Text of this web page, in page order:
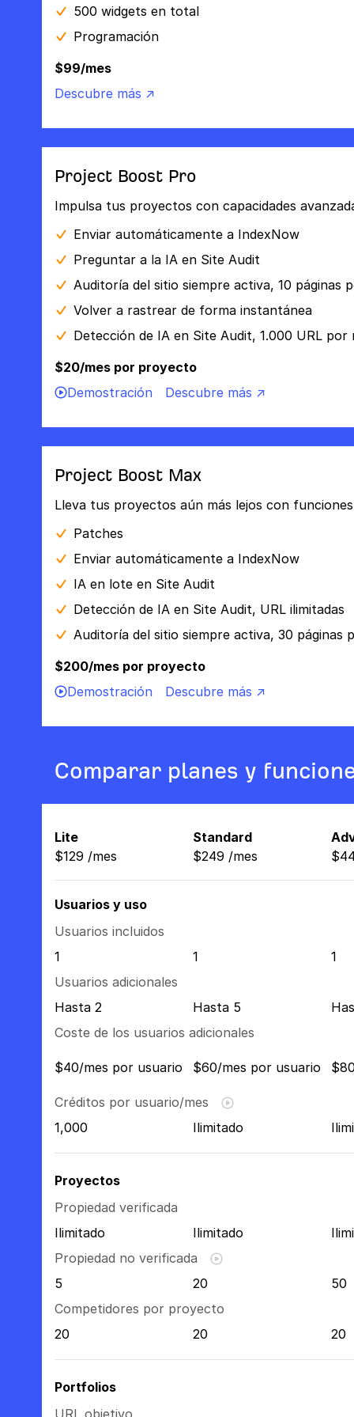
500 widgets en total
Programación
$99/mes
Descubre más ↗
Project Boost Pro
Impulsa tus proyectos con capacidades
Enviar automáticamente a IndexNow
Preguntar a la IA en Site Audit
Auditoría del sitio siempre activa, 10 páginas
Volver a rastrear de forma instantánea
Detección de IA en Site Audit, 1.000 URL por
$20/mes por proyecto
Demostración
Descubre más ↗
Project Boost Max
Lleva tus proyectos aún más lejos con
Patches
Enviar automáticamente a IndexNow
IA en lote en Site Audit
Detección de IA en Site Audit, URL ilimitadas
Auditoría del sitio siempre activa, 30 páginas
$200/mes por proyecto
Demostración
Descubre más ↗
Comparar planes y
Lite
$129 /mes
Standard
$249 /mes
$
Usuarios y uso
Usuarios incluidos
1
1
1
Usuarios adicionales
Hasta 2
Hasta 5
Coste de los usuarios adicionales
$40/mes por usuario $60/mes por usuario
Créditos por usuario/mes
1,000
Ilimitado
Proyectos
Propiedad verificada
Ilimitado
Ilimitado
Propiedad no verificada
5
20
50
Competidores por proyecto
20
20 20
Portfolios
URL objetivo